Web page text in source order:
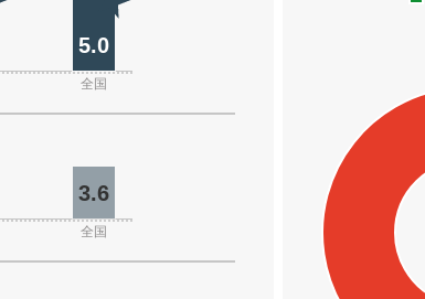
5.0
全国
3.6
全国